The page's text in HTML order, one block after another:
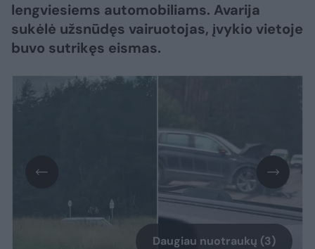
lengviesiems automobiliams. Avarija
sukėlė užsnūdęs vairuotojas, įvykio vietoje
buvo sutrikęs eismas.
Daugiau nuotraukų (3)